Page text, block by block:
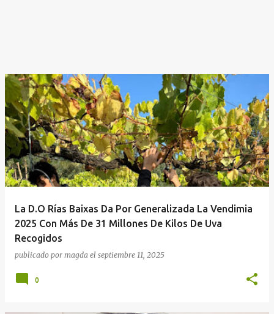
La D.O Rías Baixas Da Por Generalizada La Vendimia
2025 Con Más De 31 Millones De Kilos De Uva
Recogidos
publicado por magda el septiembre 11, 2025
0